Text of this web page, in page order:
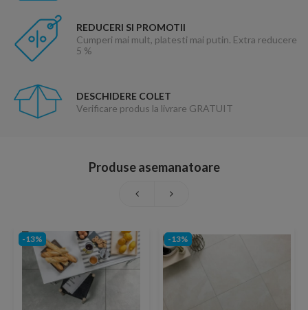
REDUCERI SI PROMOTII
Cumperi mai mult, platesti mai putin. Extra reducere
5 %
DESCHIDERE COLET
Verificare produs la livrare GRATUIT
Produse asemanatoare
-13% -13%